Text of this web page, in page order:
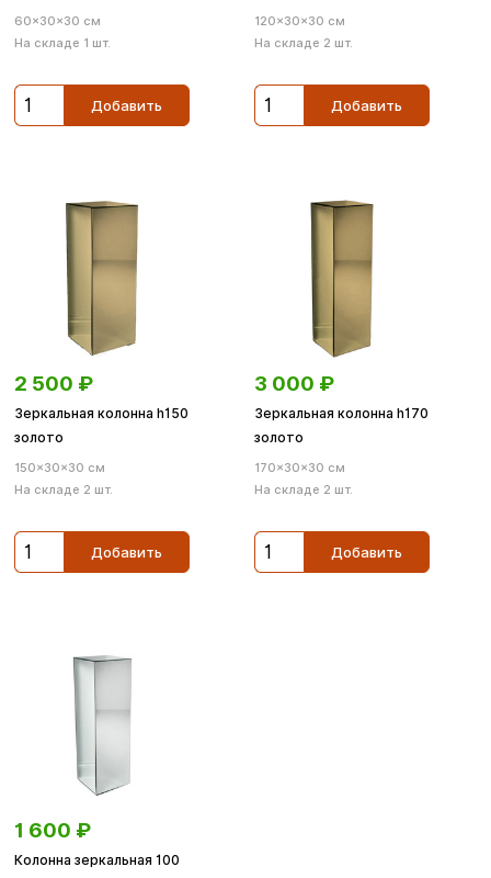
60×30×30 см
На складе 1 шт.
Добавить
120×30×30 см
На складе 2 шт.
Добавить
2 500 ₽
Зеркальная колонна h150
золото
150×30×30 см
На складе 2 шт.
Добавить
3 000 ₽
Зеркальная колонна h170
золото
170×30×30 см
На складе 2 шт.
Добавить
1 600 ₽
Колонна зеркальная 100